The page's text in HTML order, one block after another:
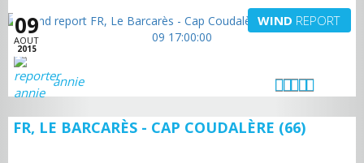
09
AOUT
2015
WIND REPORT
annie
FR, LE BARCARÈS - CAP COUDALÈRE (66)